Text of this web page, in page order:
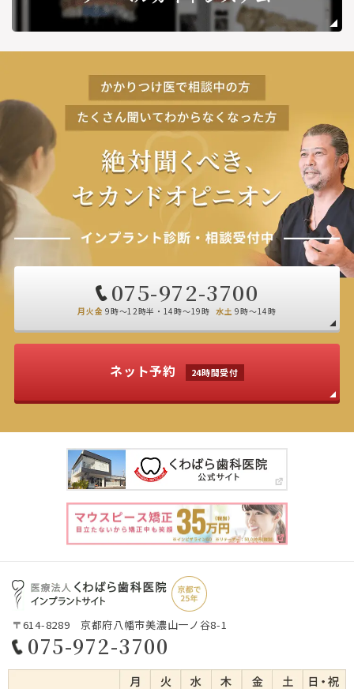
075-972-3700
月火金 9時～12時半・14時～19時 水土 9時～14時
ネット予約 24時間受付
〒614-8289 京都府八幡市美濃山一ノ谷8-1
075-972-3700